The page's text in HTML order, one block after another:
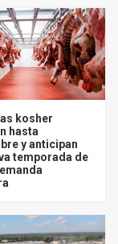
kosher
hasta
y anticipan
temporada de